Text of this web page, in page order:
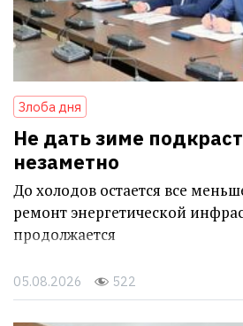
Злоба дня
Не дать зиме
незаметно
До холодов остается все
ремонт энергетической
продолжается
05.08.2026 522